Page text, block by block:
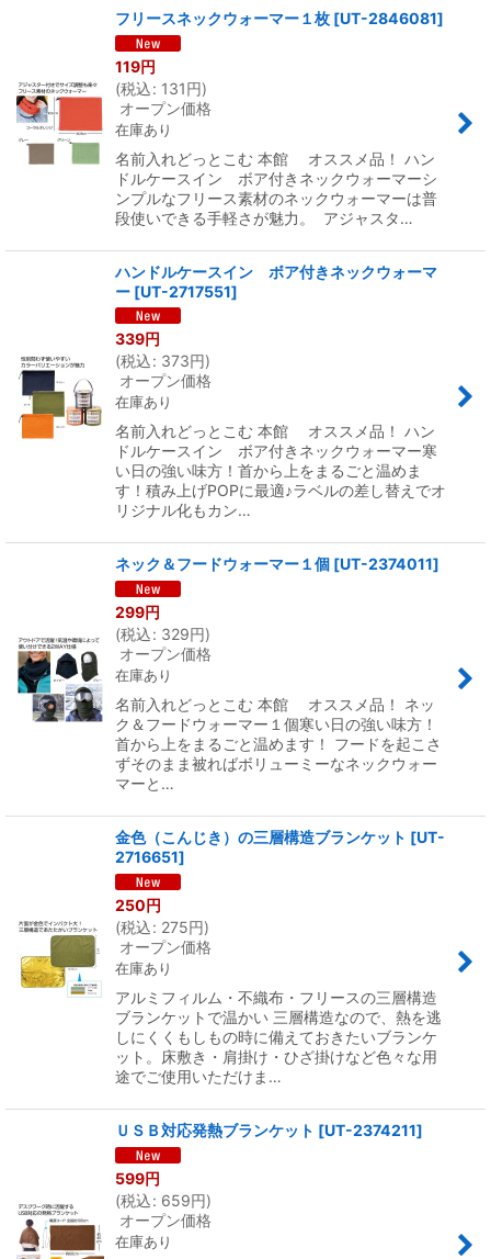
フリースネックウォーマー１枚 [UT-2846081]
119円
(税込: 131円)
オープン価格
在庫あり
名前入れどっとこむ 本館 オススメ品！ ハン
ドルケースイン ボア付きネックウォーマーシ
ンプルなフリース素材のネックウォーマーは普
段使いできる手軽さが魅力。 アジャスタ…
ハンドルケースイン ボア付きネックウォーマ
ー [UT-2717551]
339円
(税込: 373円)
オープン価格
在庫あり
名前入れどっとこむ 本館 オススメ品！ ハン
ドルケースイン ボア付きネックウォーマー寒
い日の強い味方！首から上をまるごと温めま
す！積み上げPOPに最適♪ラベルの差し替えでオ
リジナル化もカン…
ネック＆フードウォーマー１個 [UT-2374011]
299円
(税込: 329円)
オープン価格
在庫あり
名前入れどっとこむ 本館 オススメ品！ ネッ
ク＆フードウォーマー１個寒い日の強い味方！
首から上をまるごと温めます！ フードを起こさ
ずそのまま被ればボリューミーなネックウォー
マーと…
金色（こんじき）の三層構造ブランケット [UT-
2716651]
250円
(税込: 275円)
オープン価格
在庫あり
アルミフィルム・不織布・フリースの三層構造
ブランケットで温かい 三層構造なので、熱を逃
しにくくもしもの時に備えておきたいブランケ
ット。床敷き・肩掛け・ひざ掛けなど色々な用
途でご使用いただけま…
ＵＳＢ対応発熱ブランケット [UT-2374211]
599円
(税込: 659円)
オープン価格
在庫あり